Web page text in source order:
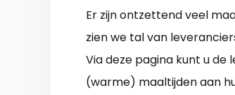
Er zijn ontzettend veel
zien we tal van
Via deze pagina kunt u
(warme) maaltijden aan